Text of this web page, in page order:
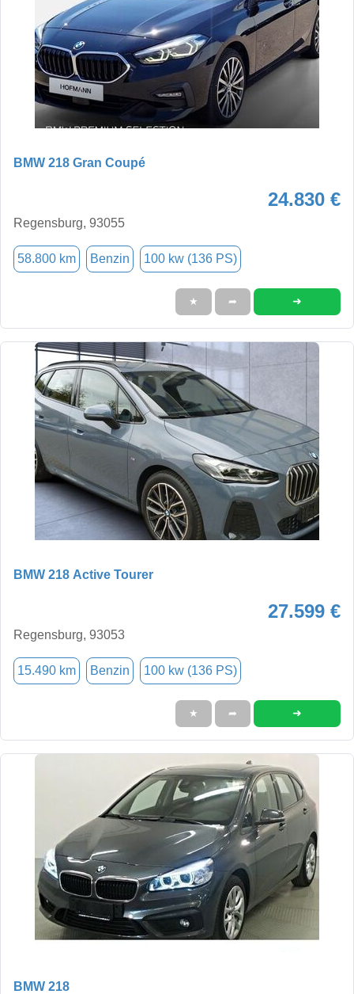
BMW 218 Gran Coupé
24.830 €
Regensburg, 93055
58.800 km Benzin 100 kw (136 PS)
★ ➦ ➜
BMW 218 Active Tourer
27.599 €
Regensburg, 93053
15.490 km Benzin 100 kw (136 PS)
★ ➦ ➜
BMW 218